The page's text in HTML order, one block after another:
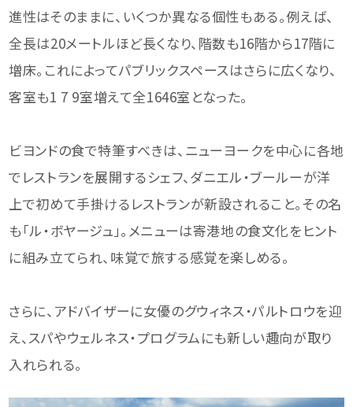
進性はそのままに、いくつか異なる個性もある。例えば、
全長は20メートルほど長くなり、階数も16階から17階に
増床。これによってパブリックスペースはさらに広くなり、
客室も1 7 9室増えて全1646室となった。
ビヨンドの食で特筆すべきは、ニューヨークを中心に各地
でレストランを展開するシェフ、ダニエル・ブールーが洋
上で初めて手掛けるレストランが新設されること。その名
も「ル・ボヤージュ」。メニューは寄港地の食文化をヒント
に組み立てられ、味覚で旅する感覚を楽しめる。
さらに、アドバイザーに女優のグウィネス・パルトロウを迎
え、スパやウェルネス・プログラムにも新しい趣向が取り
入れられる。